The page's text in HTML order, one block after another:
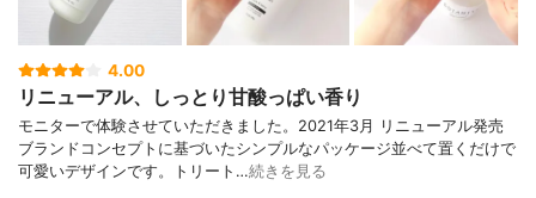
4.00
リニューアル、しっとり甘酸っぱい香り
モニターで体験させていただきました。2021年3月 リニューアル発売
ブランドコンセプトに基づいたシンプルなパッケージ並べて置くだけで
可愛いデザインです。トリート…続きを見る